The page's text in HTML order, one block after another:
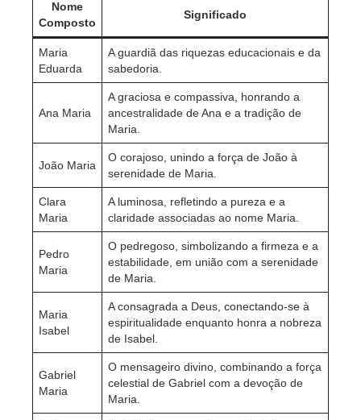
Nome
Composto
Significado
Maria
Eduarda
A guardiã das riquezas educacionais e da
sabedoria.
Ana Maria
A graciosa e compassiva, honrando a
ancestralidade de Ana e a tradição de
Maria.
João Maria
O corajoso, unindo a força de João à
serenidade de Maria.
Clara
Maria
A luminosa, refletindo a pureza e a
claridade associadas ao nome Maria.
Pedro
Maria
O pedregoso, simbolizando a firmeza e a
estabilidade, em união com a serenidade
de Maria.
Maria
Isabel
A consagrada a Deus, conectando-se à
espiritualidade enquanto honra a nobreza
de Isabel.
Gabriel
Maria
O mensageiro divino, combinando a força
celestial de Gabriel com a devoção de
Maria.